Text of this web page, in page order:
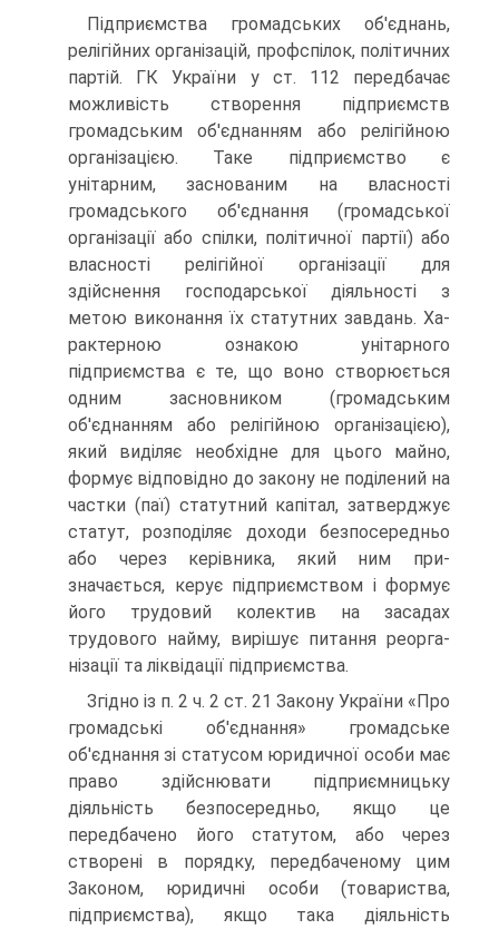
Підприємства громадських об'єднань,
релігійних органі­зацій, профспілок, політичних
партій. ГК України у ст. 112 передбачає
можливість створення підприємств
громадським об'єднанням або релігійною
організацією. Таке підприємство є
унітарним, заснованим на власності
громадського об'єд­нання (громадської
організації або спілки, політичної партії) або
власності релігійної організації для
здійснення господар­ської діяльності з
метою виконання їх статутних завдань. Ха­
рактерною ознакою унітарного
підприємства є те, що воно створюється
одним засновником (громадським
об'єднанням або релігійною організацією),
який виділяє необхідне для цьо­го майно,
формує відповідно до закону не поділений на
част­ки (паї) статутний капітал, затверджує
статут, розподіляє доходи безпосередньо
або через керівника, який ним при­
значається, керує підприємством і формує
його трудовий ко­лектив на засадах
трудового найму, вирішує питання реорга­
нізації та ліквідації підприємства.
Згідно із п. 2 ч. 2 ст. 21 Закону України «Про
громадські об'єднання» громадське
об'єднання зі статусом юридичної особи має
право здійснювати підприємницьку
діяльність безпосередньо, якщо це
передбачено його статутом, або че­рез
створені в порядку, передбаченому цим
Законом, юри­дичні особи (товариства,
підприємства), якщо така діяль­ність